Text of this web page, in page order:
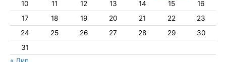
10
11 12 13 14 15
16
17
18 19 20 21 22
23
24
25 26 27 28 29
30
31
« Лип